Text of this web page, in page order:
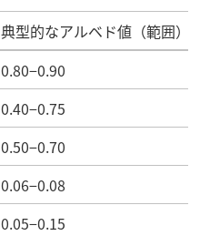
典型的なアルベド値（範囲）
0.80−0.90
0.40−0.75
0.50−0.70
0.06−0.08
0.05−0.15